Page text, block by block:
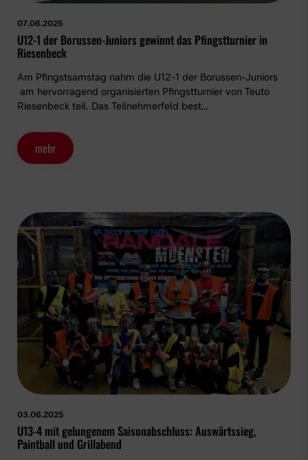
07.06.2025
U12-1 der Borussen-Juniors gewinnt das Pfingstturnier in
Riesenbeck
Am Pfingstsamstag nahm die U12-1 der Borussen-Juniors
am hervorragend organisierten Pfingstturnier von Teuto
Riesenbeck teil. Das Teilnehmerfeld best…
mehr
03.06.2025
U13-4 mit gelungenem Saisonabschluss: Auswärtssieg,
Paintball und Grillabend